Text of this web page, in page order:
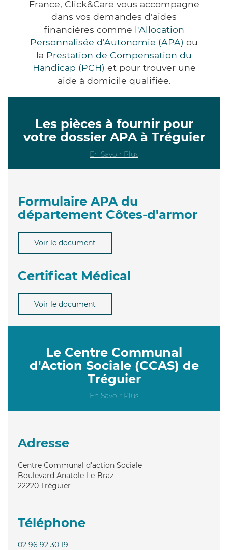
France, Click&Care vous accompagne
dans vos demandes d'aides
financières comme l'Allocation
Personnalisée d'Autonomie (APA) ou
la Prestation de Compensation du
Handicap (PCH) et pour trouver une
aide à domicile qualifiée.
Les pièces à fournir pour
votre dossier APA à Tréguier
En Savoir Plus
Formulaire APA du
département Côtes-d'armor
Voir le document
Certificat Médical
Voir le document
Le Centre Communal
d'Action Sociale (CCAS) de
Tréguier
En Savoir Plus
Adresse
Centre Communal d'action Sociale
Boulevard Anatole-Le-Braz
22220 Tréguier
Téléphone
02 96 92 30 19